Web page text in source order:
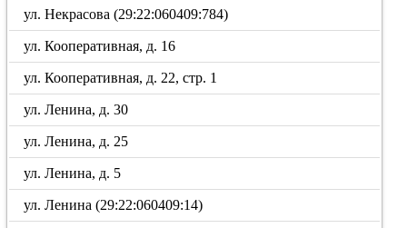
ул. Некрасова (29:22:060409:784)
ул. Кооперативная, д. 16
ул. Кооперативная, д. 22, стр. 1
ул. Ленина, д. 30
ул. Ленина, д. 25
ул. Ленина, д. 5
ул. Ленина (29:22:060409:14)